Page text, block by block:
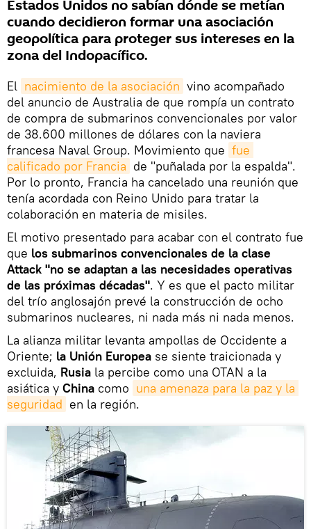
Estados Unidos no sabían dónde se metían
cuando decidieron formar una asociación
geopolítica para proteger sus intereses en la
zona del Indopacífico.
El nacimiento de la asociación vino acompañado
del anuncio de Australia de que rompía un contrato
de compra de submarinos convencionales por valor
de 38.600 millones de dólares con la naviera
francesa Naval Group. Movimiento que fue
calificado por Francia de "puñalada por la espalda".
Por lo pronto, Francia ha cancelado una reunión que
tenía acordada con Reino Unido para tratar la
colaboración en materia de misiles.
El motivo presentado para acabar con el contrato fue
que los submarinos convencionales de la clase
Attack "no se adaptan a las necesidades operativas
de las próximas décadas". Y es que el pacto militar
del trío anglosajón prevé la construcción de ocho
submarinos nucleares, ni nada más ni nada menos.
La alianza militar levanta ampollas de Occidente a
Oriente; la Unión Europea se siente traicionada y
excluida, Rusia la percibe como una OTAN a la
asiática y China como una amenaza para la paz y la
seguridad en la región.